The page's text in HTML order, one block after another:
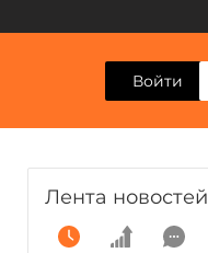
Войти
Лента новостей